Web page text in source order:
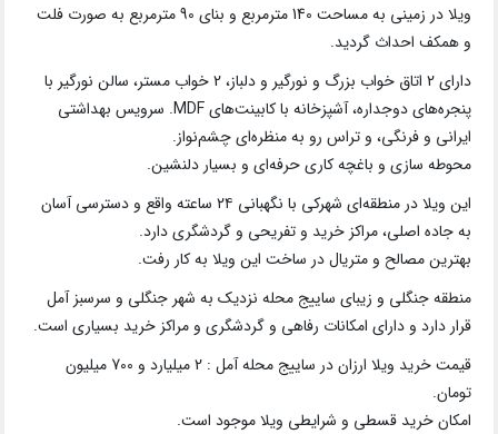
ویلا در زمینی به مساحت 140 مترمربع و بنای 90 مترمربع به صورت فلت
و همکف احداث گردید.
دارای 2 اتاق خواب بزرگ و نورگیر و دلباز، 2 خواب مستر، سالن نورگیر با
پنجره‌های دوجداره، آشپزخانه با کابینت‌های MDF. سرویس بهداشتی
ایرانی و فرنگی، و تراس رو به منظره‌ای چشم‌نواز.
محوطه سازی و باغچه کاری حرفه‌ای و بسیار دلنشین.
این ویلا در منطقه‌ای شهرکی با نگهبانی ۲۴ ساعته واقع و دسترسی آسان
به جاده اصلی، مراکز خرید و تفریحی و گردشگری دارد.
بهترین مصالح و متریال در ساخت این ویلا به کار رفت.
منطقه جنگلی و زیبای ساییج محله نزدیک به شهر جنگلی و سرسبز آمل
قرار دارد و دارای امکانات رفاهی و گردشگری و مراکز خرید بسیاری است.
قیمت خرید ویلا ارزان در ساییج محله آمل : 2 میلیارد و 700 میلیون
تومان.
امکان خرید قسطی و شرایطی ویلا موجود است.